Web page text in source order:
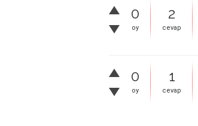
0
oy
2
cevap
0
oy
1
cevap